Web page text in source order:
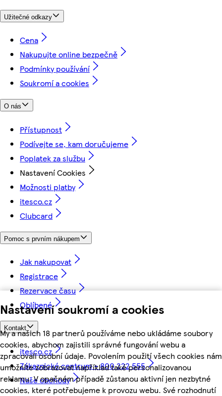
Nastavení soukromí a cookies
My a našich 18 partnerů používáme nebo ukládáme soubory
cookies, abychom zajistili správné fungování webu a
zpracovali osobní údaje. Povolením použití všech cookies nám
umožníte zobrazovat například také personalizovanou
reklamu. V opačném případě zůstanou aktivní jen nezbytné
cookies, které potřebujeme k provozu webu. Své rozhodnutí
Užitečné odkazy
Cena
Nakupujte online bezpečně
Podmínky používání
Soukromí a cookies
O nás
Přístupnost
Podívejte se, kam doručujeme
Poplatek za službu
Nastavení Cookies
Možnosti platby
itesco.cz
Clubcard
Pomoc s prvním nákupem
Jak nakupovat
Registrace
Rezervace času
Oblíbené
Kontakt
itesco.cz
Zákaznické centrum - 800 222 555
Naše obchody